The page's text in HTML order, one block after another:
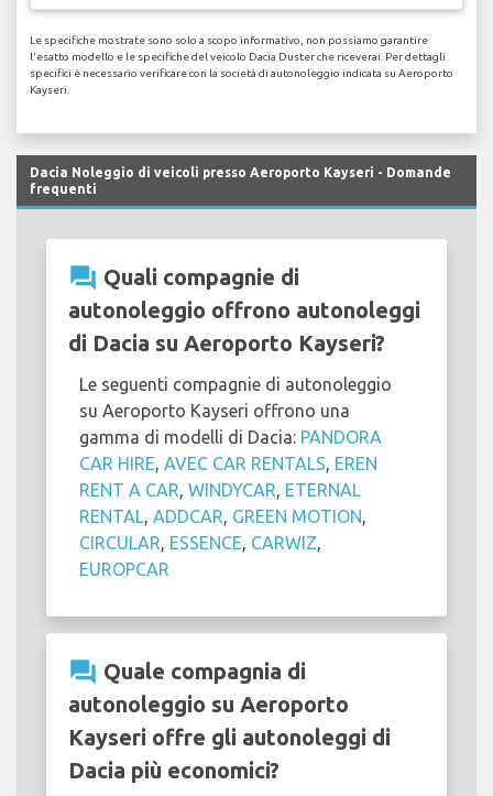
Le specifiche mostrate sono solo a scopo informativo, non possiamo garantire
l'esatto modello e le specifiche del veicolo Dacia Duster che riceverai. Per dettagli
specifici è necessario verificare con la società di autonoleggio indicata su Aeroporto
Kayseri.
Dacia Noleggio di veicoli presso Aeroporto Kayseri - Domande
frequenti
question_answer Quali compagnie di
autonoleggio offrono autonoleggi
di Dacia su Aeroporto Kayseri?
Le seguenti compagnie di autonoleggio
su Aeroporto Kayseri offrono una
gamma di modelli di Dacia: PANDORA
CAR HIRE AVEC CAR RENTALS EREN
RENT A CAR WINDYCAR ETERNAL
RENTAL
ADDCAR GREEN MOTION
CIRCULAR ESSENCE CARWIZ
EUROPCAR
question_answer Quale compagnia di
autonoleggio su Aeroporto
Kayseri offre gli autonoleggi di
Dacia più economici?